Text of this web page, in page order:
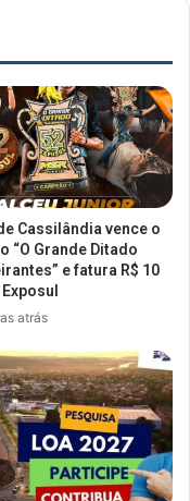
Cassilândia vence o
“O Grande Ditado
e fatura R$ 10
atrás